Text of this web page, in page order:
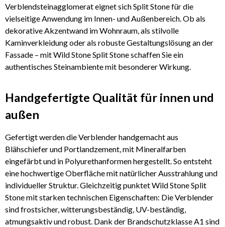
Verblendsteinagglomerat eignet sich Split Stone für die
vielseitige Anwendung im Innen- und Außenbereich. Ob als
dekorative Akzentwand im Wohnraum, als stilvolle
Kaminverkleidung oder als robuste Gestaltungslösung an der
Fassade – mit Wild Stone Split Stone schaffen Sie ein
authentisches Steinambiente mit besonderer Wirkung.
Handgefertigte Qualität für innen und
außen
Gefertigt werden die Verblender handgemacht aus
Blähschiefer und Portlandzement, mit Mineralfarben
eingefärbt und in Polyurethanformen hergestellt. So entsteht
eine hochwertige Oberfläche mit natürlicher Ausstrahlung und
individueller Struktur. Gleichzeitig punktet Wild Stone Split
Stone mit starken technischen Eigenschaften: Die Verblender
sind frostsicher, witterungsbeständig, UV-beständig,
atmungsaktiv und robust. Dank der Brandschutzklasse A1 sind